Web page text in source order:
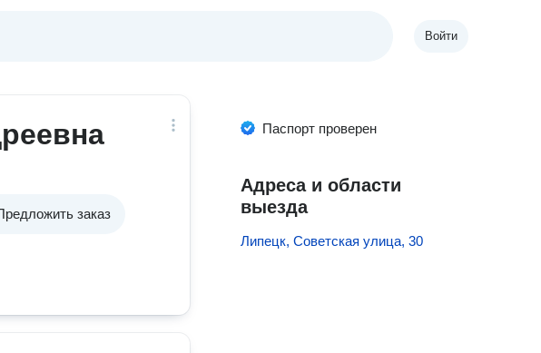
Войти
заказ
Паспорт проверен
Адреса и области
выезда
Липецк, Советская улица, 30